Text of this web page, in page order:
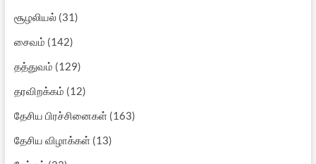
சூழலியல்(31)
சைவம் (142)
தத்துவம் (129)
தரவிறக்கம் (12)
தேசிய பிரச்சினைகள்(163)
தேசிய விழாக்கள்(13)